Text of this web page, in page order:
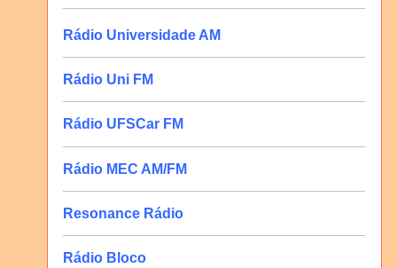
Rádio Universidade AM
Rádio Uni FM
Rádio UFSCar FM
Rádio MEC AM/FM
Resonance Rádio
Rádio Bloco